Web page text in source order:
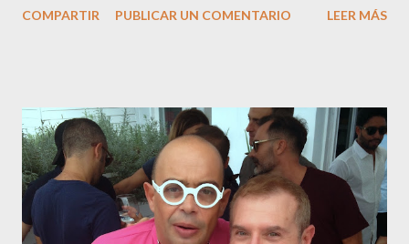
M ateo nació en Barcelona hace poco más de una semana. El top
haciéndole padre de un precioso niño. Marta ha sido toda una
campeona, durante los primeros 3 meses de embarazo tuvo que
guardar reposo debido a un síndrome llamado
“hiperemesisgravídica”.Pasados los meses fatídicos de
gestación Marta tiró adelante con el embarazo, ahora es una
COMPARTIR PUBLICAR UN COMENTARIO LEER MÁS